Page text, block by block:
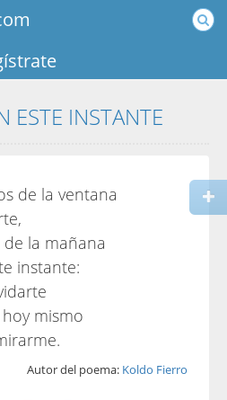
ESTE INSTANTE
de la ventana
la mañana
instante:
mismo
Autor del poema: Koldo Fierro